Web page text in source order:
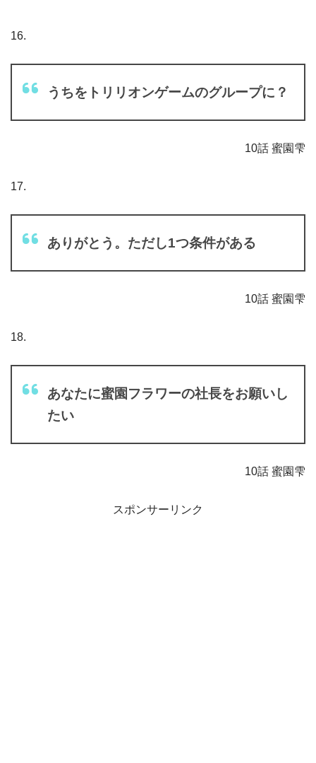
16.
うちをトリリオンゲームのグループに？
10話 蜜園雫
17.
ありがとう。ただし1つ条件がある
10話 蜜園雫
18.
あなたに蜜園フラワーの社長をお願いし
たい
10話 蜜園雫
スポンサーリンク